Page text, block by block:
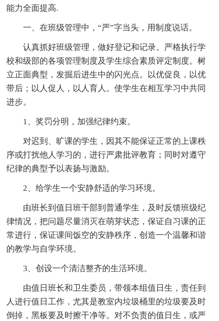
能力全面提高.
一、在班级管理中，“严”字当头，用制度说话。
认真抓好班级管理，做好登记和记录。严格执行学
校和级部的各项管理制度及学生综合素质评定制度。树
立正面典型，发掘后进生中的闪光点。以优促良，以优
带后；以人促人，以人育人。使学生在相互学习中共同
进步。
1、奖罚分明，加强纪律约束。
对迟到、旷课的学生，因其不能保证正常的上课秩
序或打扰他人学习的，进行严肃批评教育；同时对遵守
纪律的典型予以表扬与激励。
2、给学生一个安静舒适的学习环境。
由班长到值日班干部到普通学生，及时反馈班级纪
律情况，把问题尽量消灭在萌芽状态，保证自习课的正
常进行，保证课间饭空的安静秩序，创造一个温馨和谐
的教学与自学环境。
3、创设一个清洁整齐的生活环境。
由值日班长和卫生委员，带领本组值日生，责任到
人进行值日工作，尤其是教室内垃圾桶里的垃圾要及时
倒掉，黑板要及时擦干净等。对不负责的值日生，或严